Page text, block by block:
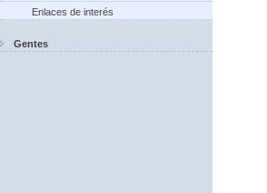
Enlaces de interés
Gentes